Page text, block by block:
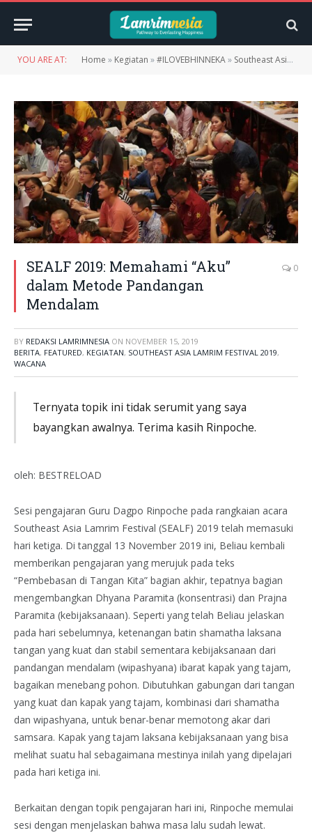
YOU ARE AT: Home » Kegiatan »#ILOVEBHINNEKA» Southeast Asia Lamrim Festival 2019
SEALF 2019: Memahami “Aku”
dalam Metode Pandangan
Mendalam
0
BY REDAKSI LAMRIMNESIA ON NOVEMBER 15, 2019
BERITA, FEATURED, KEGIATAN, SOUTHEAST ASIA LAMRIM FESTIVAL 2019,
WACANA
Ternyata topik ini tidak serumit yang saya
bayangkan awalnya. Terima kasih Rinpoche.
oleh: BESTRELOAD
Sesi pengajaran Guru Dagpo Rinpoche pada rangkaian acara
Southeast Asia Lamrim Festival (SEALF) 2019 telah memasuki
hari ketiga. Di tanggal 13 November 2019 ini, Beliau kembali
memberikan pengajaran yang merujuk pada teks
“Pembebasan di Tangan Kita” bagian akhir, tepatnya bagian
mengembangkan Dhyana Paramita (konsentrasi) dan Prajna
Paramita (kebijaksanaan). Seperti yang telah Beliau jelaskan
pada hari sebelumnya, ketenangan batin shamatha laksana
tangan yang kuat dan stabil sementara kebijaksanaan dari
pandangan mendalam (wipashyana) ibarat kapak yang tajam,
bagaikan menebang pohon. Dibutuhkan gabungan dari tangan
yang kuat dan kapak yang tajam, kombinasi dari shamatha
dan wipashyana, untuk benar-benar memotong akar dari
samsara. Kapak yang tajam laksana kebijaksanaan yang bisa
melihat suatu hal sebagaimana mestinya inilah yang dipelajari
pada hari ketiga ini.
Berkaitan dengan topik pengajaran hari ini, Rinpoche memulai
sesi dengan menjelaskan bahwa masa lalu sudah lewat.